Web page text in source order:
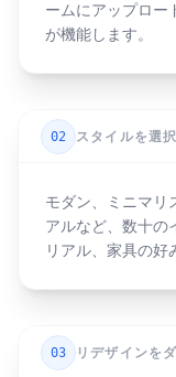
ームにアップロー
が機能します。
02 スタイルを選択
モダン、ミニマリ
アルなど、数十の
リアル、家具の好
03 リデザインを